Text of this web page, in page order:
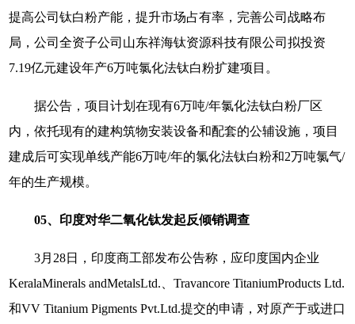
提高公司钛白粉产能，提升市场占有率，完善公司战略布
局，公司全资子公司山东祥海钛资源科技有限公司拟投资
7.19亿元建设年产6万吨氯化法钛白粉扩建项目。
据公告，项目计划在现有6万吨/年氯化法钛白粉厂区
内，依托现有的建构筑物安装设备和配套的公辅设施，项目
建成后可实现单线产能6万吨/年的氯化法钛白粉和2万吨氯气/
年的生产规模。
05、印度对华二氧化钛发起反倾销调查
3月28日，印度商工部发布公告称，应印度国内企业
KeralaMinerals andMetalsLtd.、Travancore TitaniumProducts Ltd.
和VV Titanium Pigments Pvt.Ltd.提交的申请，对原产于或进口